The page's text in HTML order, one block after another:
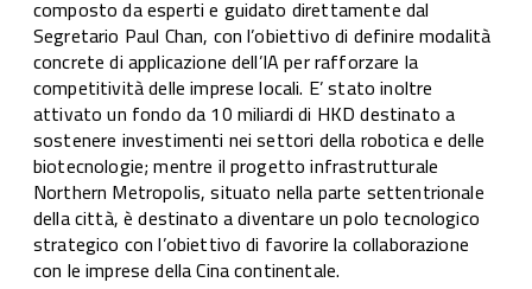
composto da esperti e guidato direttamente dal
Segretario Paul Chan, con l’obiettivo di definire modalità
concrete di applicazione dell’IA per rafforzare la
competitività delle imprese locali. E’ stato inoltre
attivato un fondo da 10 miliardi di HKD destinato a
sostenere investimenti nei settori della robotica e delle
biotecnologie; mentre il progetto infrastrutturale
Northern Metropolis, situato nella parte settentrionale
della città, è destinato a diventare un polo tecnologico
strategico con l’obiettivo di favorire la collaborazione
con le imprese della Cina continentale.